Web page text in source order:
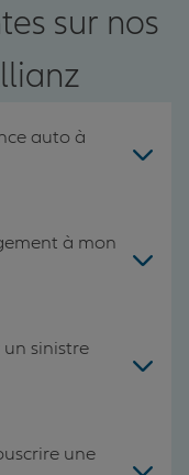
sur nos
auto à
à mon
sinistre
une